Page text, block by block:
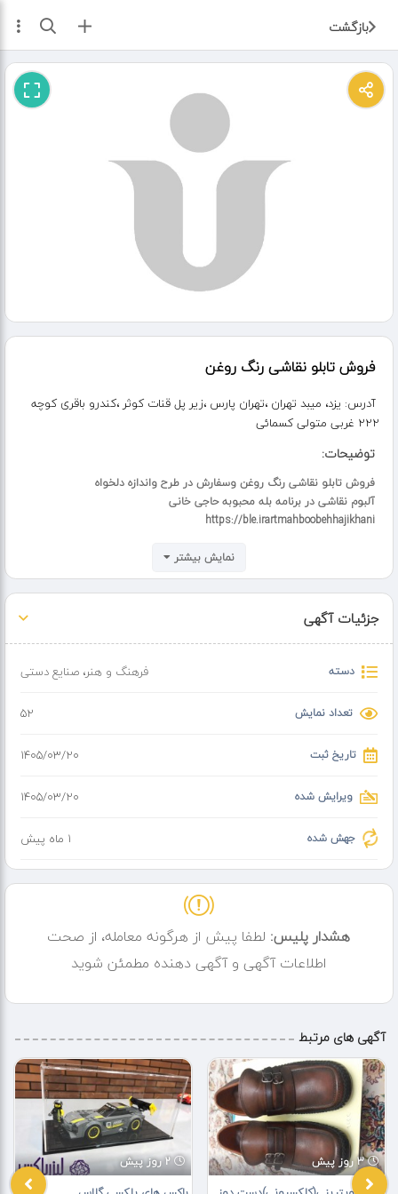
بازگشت ثبت آگهی
فروش تابلو نقاشی رنگ روغن
آدرس: یزد، میبد تهران ،تهران پارس ،زیر پل قنات کوثر ،کندرو باقری کوچه
222 غربی متولی کسمائی
توضیحات:
فروش تابلو نقاشی رنگ روغن وسفارش در طرح واندازه دلخواه
آلبوم نقاشی در برنامه بله محبوبه حاجی خانی
https://ble.irartmahboobehhajikhani
نمایش بیشتر
جزئیات آگهی
دسته فرهنگ و هنر،صنایع دستی
تعداد نمایش 52
تاریخ ثبت ۱۴۰۵/۰۳/۲۰
ویرایش شده ۱۴۰۵/۰۳/۲۰
جهش شده 1 ماه پیش
هشدار پلیس: لطفا پیش از هرگونه معامله، از صحت
اطلاعات آگهی و آگهی دهنده مطمئن شوید
آگهی های مرتبط
2 روز پیش
3 روز پیش